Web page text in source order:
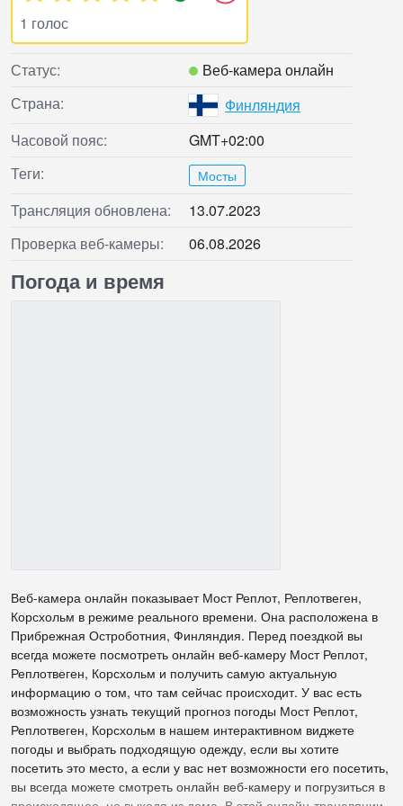
1 голос
Статус:
Веб‑камера онлайн
Страна:
Финляндия
Часовой пояс:
GMT+02:00
Теги:
Мосты
Трансляция обновлена:
13.07.2023
Проверка веб‑камеры:
06.08.2026
Погода и время
Веб-камера онлайн показывает Мост Реплот, Реплотвеген,
Корсхольм в режиме реального времени. Она расположена в
Прибрежная Остроботния, Финляндия. Перед поездкой вы
всегда можете посмотреть онлайн веб-камеру Мост Реплот,
Реплотвеген, Корсхольм и получить самую актуальную
информацию о том, что там сейчас происходит. У вас есть
возможность узнать текущий прогноз погоды Мост Реплот,
Реплотвеген, Корсхольм в нашем интерактивном виджете
погоды и выбрать подходящую одежду, если вы хотите
посетить это место, а если у вас нет возможности его посетить,
вы всегда можете смотреть онлайн веб-камеру и погрузиться в